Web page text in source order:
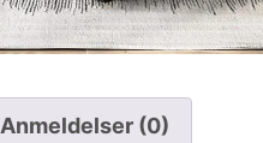
Anmeldelser (0)